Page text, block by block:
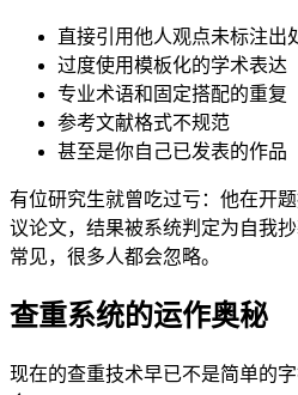
直接引用他人观点未标注出
过度使用模板化的学术表达
专业术语和固定搭配的重复
参考文献格式不规范
甚至是你自己已发表的作品
有位研究生就曾吃过亏：他在开
议论文，结果被系统判定为自我
常见，很多人都会忽略。
查重系统的运作奥秘
现在的查重技术早已不是简单的